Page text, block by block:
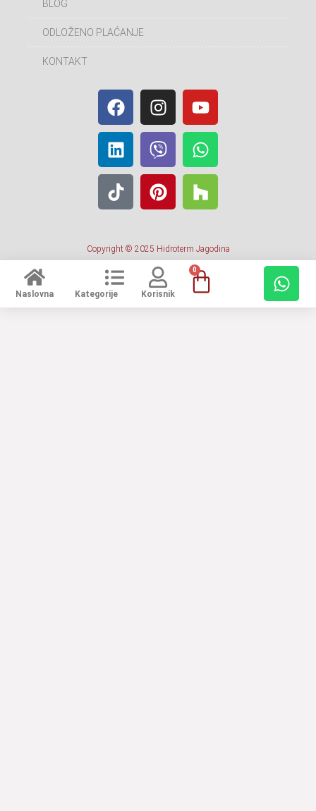
BLOG
ODLOŽENO PLAĆANJE
KONTAKT
Copyright © 2025 Hidroterm Jagodina
Naslovna Kategorije Korisnik
0